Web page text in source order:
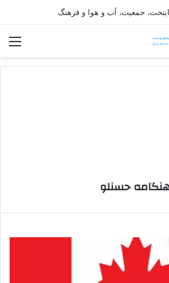
جمعیت، آب و هوا و فرهنگ
حسنلو